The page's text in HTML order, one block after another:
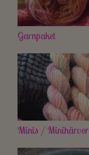
Garnpaket
Minis / Minihärvor